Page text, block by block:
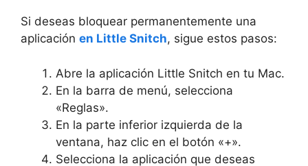
Si deseas bloquear permanentemente una
aplicación en Little Snitch, sigue estos pasos:
Abre la aplicación Little Snitch en tu Mac.
En la barra de menú, selecciona
«Reglas».
En la parte inferior izquierda de la
ventana, haz clic en el botón «+».
Selecciona la aplicación que deseas